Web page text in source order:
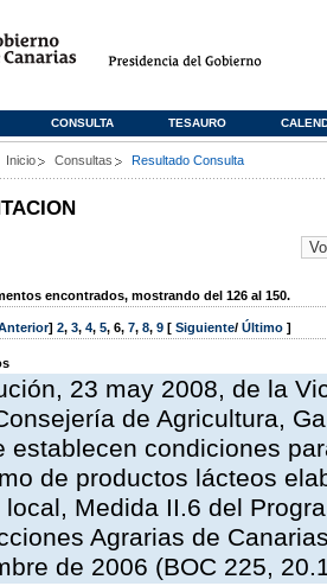
CONSULTA TESAURO
Inicio Consultas Resultado Consulta
encontrados, mostrando del 126 al 150.
] 2, 3, 4, 5, 6, 7, 8, 9 [ Siguiente/ Último ]
23 may 2008, de la
de Agricultura,
establecen condiciones
de productos lácteos
local, Medida II.6 del
Agrarias de
de 2006 (BOC 225,